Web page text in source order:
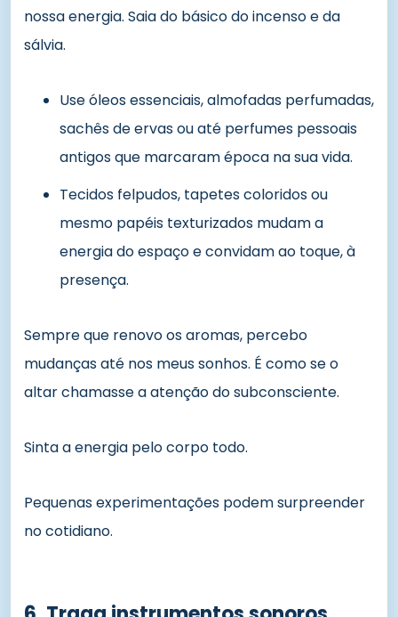
nossa energia. Saia do básico do incenso e da
sálvia.
Use óleos essenciais, almofadas perfumadas,
sachês de ervas ou até perfumes pessoais
antigos que marcaram época na sua vida.
Tecidos felpudos, tapetes coloridos ou
mesmo papéis texturizados mudam a
energia do espaço e convidam ao toque, à
presença.
Sempre que renovo os aromas, percebo
mudanças até nos meus sonhos. É como se o
altar chamasse a atenção do subconsciente.
Sinta a energia pelo corpo todo.
Pequenas experimentações podem surpreender
no cotidiano.